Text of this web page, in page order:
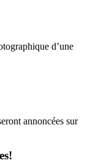
d’une
annoncées sur